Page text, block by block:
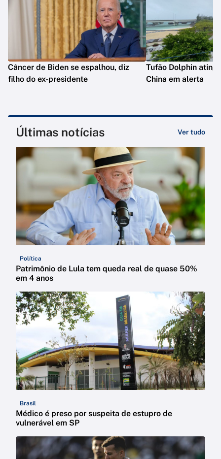
Câncer de Biden se espalhou, diz
filho do ex-presidente
Tufão Dolphin
China em alerta
Últimas notícias Ver tudo
Política
Patrimônio de Lula tem queda real de quase 50%
em 4 anos
Brasil
Médico é preso por suspeita de estupro de
vulnerável em SP